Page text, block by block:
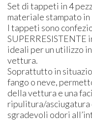
Set di tappeti in 4
materiale stampato
I tappeti sono
SUPERRESISTENTE
ideali per un utilizzo
vettura.
Soprattutto in
fango o neve,
della vettura e una
ripulitura/asciugatura
sgradevoli odori